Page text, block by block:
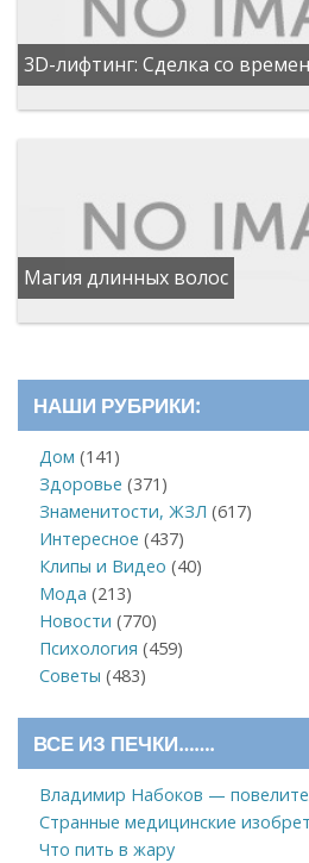
3D-лифтинг: Сделка со
Магия длинных волос
НАШИ РУБРИКИ:
Дом (141)
Здоровье (371)
Знаменитости, ЖЗЛ (617)
Интересное (437)
Клипы и Видео (40)
Мода (213)
Новости (770)
Психология (459)
Советы (483)
ВСЕ ИЗ ПЕЧКИ…….
Владимир Набоков —
Странные медицинские
Что пить в жару